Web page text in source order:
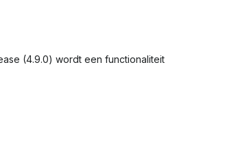
(4.9.0) wordt een functionaliteit